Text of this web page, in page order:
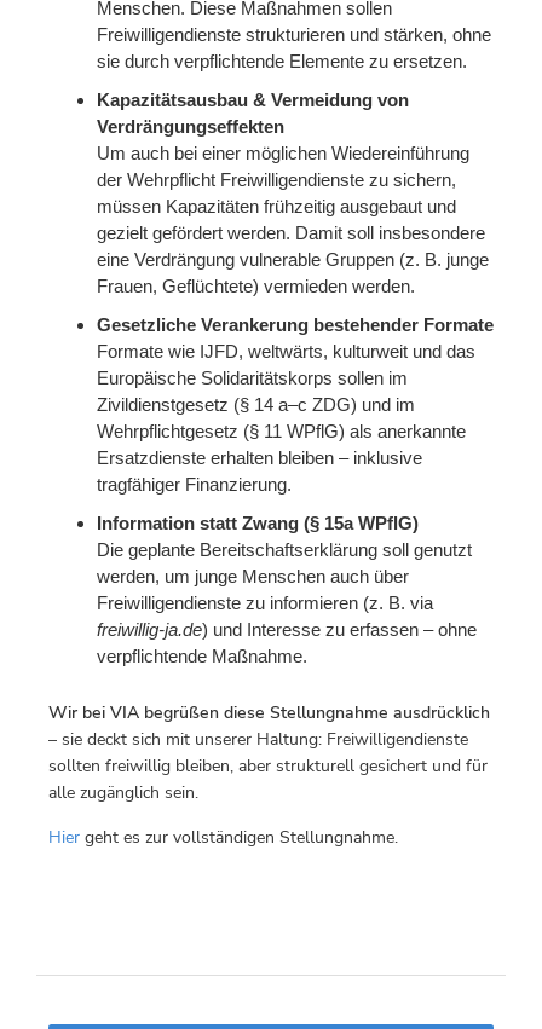
Menschen. Diese Maßnahmen sollen
Freiwilligendienste strukturieren und stärken, ohne
sie durch verpflichtende Elemente zu ersetzen.
Kapazitätsausbau & Vermeidung von
Verdrängungseffekten
Um auch bei einer möglichen Wiedereinführung
der Wehrpflicht Freiwilligendienste zu sichern,
müssen Kapazitäten frühzeitig ausgebaut und
gezielt gefördert werden. Damit soll insbesondere
eine Verdrängung vulnerable Gruppen (z. B. junge
Frauen, Geflüchtete) vermieden werden.
Gesetzliche Verankerung bestehender Formate
Formate wie IJFD, weltwärts, kulturweit und das
Europäische Solidaritätskorps sollen im
Zivildienstgesetz (§ 14 a–c ZDG) und im
Wehrpflichtgesetz (§ 11 WPflG) als anerkannte
Ersatzdienste erhalten bleiben – inklusive
tragfähiger Finanzierung.
Information statt Zwang (§ 15a WPflG)
Die geplante Bereitschaftserklärung soll genutzt
werden, um junge Menschen auch über
Freiwilligendienste zu informieren (z. B. via
freiwillig-ja.de) und Interesse zu erfassen – ohne
verpflichtende Maßnahme.
Wir bei VIA begrüßen diese Stellungnahme ausdrücklich
– sie deckt sich mit unserer Haltung: Freiwilligendienste
sollten freiwillig bleiben, aber strukturell gesichert und für
alle zugänglich sein.
Hier geht es zur vollständigen Stellungnahme.